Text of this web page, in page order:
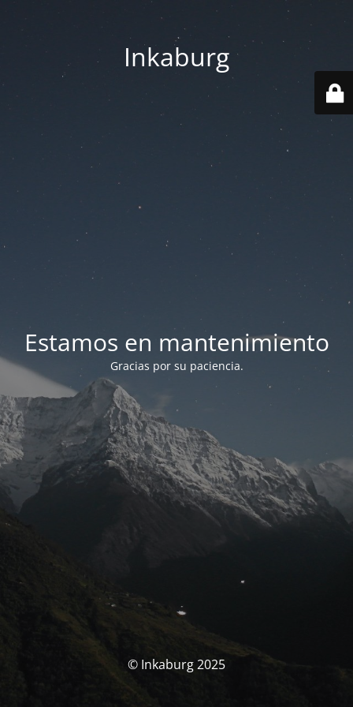
Inkaburg
Estamos en mantenimiento
Gracias por su paciencia.
© Inkaburg 2025